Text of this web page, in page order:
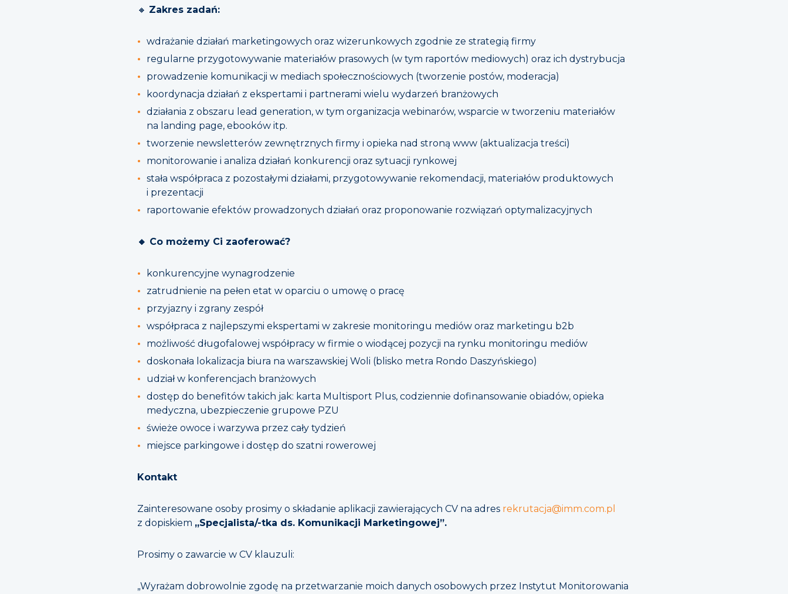
🔸 Zakres zadań:
wdrażanie działań marketingowych oraz wizerunkowych zgodnie ze strategią firmy
regularne przygotowywanie materiałów prasowych (w tym raportów mediowych) oraz ich dystrybucja
prowadzenie komunikacji w mediach społecznościowych (tworzenie postów, moderacja)
koordynacja działań z ekspertami i partnerami wielu wydarzeń branżowych
działania z obszaru lead generation, w tym organizacja webinarów, wsparcie w tworzeniu materiałów
na landing page, ebooków itp.
tworzenie newsletterów zewnętrznych firmy i opieka nad stroną www (aktualizacja treści)
monitorowanie i analiza działań konkurencji oraz sytuacji rynkowej
stała współpraca z pozostałymi działami, przygotowywanie rekomendacji, materiałów produktowych
i prezentacji
raportowanie efektów prowadzonych działań oraz proponowanie rozwiązań optymalizacyjnych
🔸 Co możemy Ci zaoferować?
konkurencyjne wynagrodzenie
zatrudnienie na pełen etat w oparciu o umowę o pracę
przyjazny i zgrany zespół
współpraca z najlepszymi ekspertami w zakresie monitoringu mediów oraz marketingu b2b
możliwość długofalowej współpracy w firmie o wiodącej pozycji na rynku monitoringu mediów
doskonała lokalizacja biura na warszawskiej Woli (blisko metra Rondo Daszyńskiego)
udział w konferencjach branżowych
dostęp do benefitów takich jak: karta Multisport Plus, codziennie dofinansowanie obiadów, opieka
medyczna, ubezpieczenie grupowe PZU
świeże owoce i warzywa przez cały tydzień
miejsce parkingowe i dostęp do szatni rowerowej
Kontakt
Zainteresowane osoby prosimy o składanie aplikacji zawierających CV na adres rekrutacja@imm.com.pl
z dopiskiem „Specjalista/-tka ds. Komunikacji Marketingowej”.
Prosimy o zawarcie w CV klauzuli:
„Wyrażam dobrowolnie zgodę na przetwarzanie moich danych osobowych przez Instytut Monitorowania